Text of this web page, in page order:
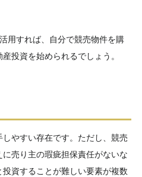
用すれば、自分で競売物件を購
投資を始められるでしょう。
やすい存在です。ただし、競売
売り主の瑕疵担保責任がないな
資することが難しい要素が複数